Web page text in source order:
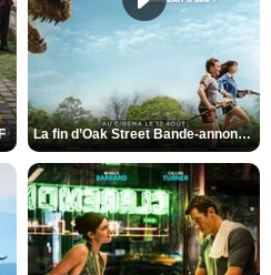
La fin d’Oak Street Bande-annonce VO STFR